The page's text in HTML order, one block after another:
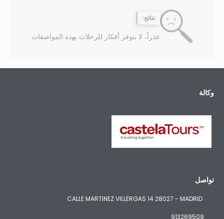
نتائج:
عذراً، لا يتوفر أفكار للرحلات بهذه المواصفات
وكالة
تواصل
913269509